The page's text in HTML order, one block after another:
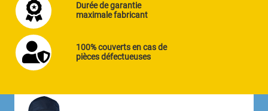
Durée de garantie
maximale fabricant
100% couverts en cas de
pièces défectueuses